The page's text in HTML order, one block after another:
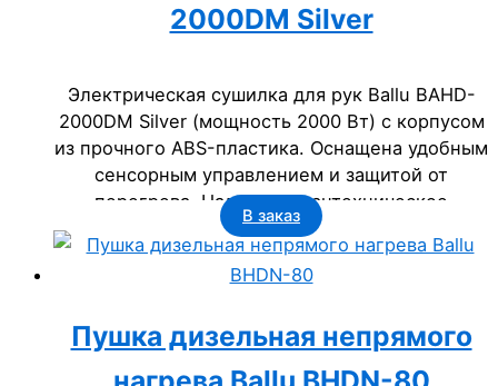
2000DM Silver
Электрическая сушилка для рук Ballu BAHD-
2000DM Silver (мощность 2000 Вт) с корпусом
из прочного ABS-пластика. Оснащена удобным
сенсорным управлением и защитой от
перегрева. Надежное сантехническое
оборудование для бизнеса: офисов, гостиниц,
ресторанов и госучреждений.
В заказ
Пушка дизельная непрямого